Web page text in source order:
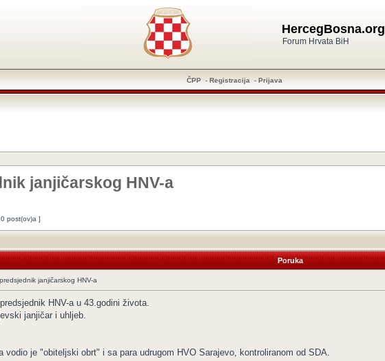
HercegBosna.org
Forum Hrvata BiH
ČPP - Registracija - Prijava
janjičarskog HNV-a
post(ov)a ]
Poruka
janjičarskog HNV-a
HNV-a u 43.godini života.
janjičar i uhljeb.
vodio je "obiteljski obrt" i sa para udrugom HVO Sarajevo, kontroliranom od SDA.